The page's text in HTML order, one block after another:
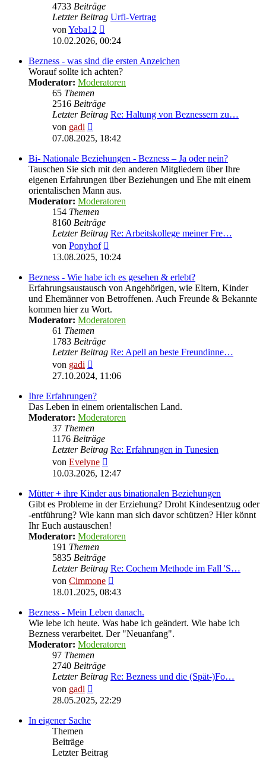
4733 Beiträge
Letzter Beitrag Urfi-Vertrag
von Yeba12
Beitrag
10.02.2026, 00:24
Bezness - was sind die ersten Anzeichen
Worauf sollte ich achten?
Moderator: Moderatoren
65 Themen
2516 Beiträge
Letzter Beitrag Re: Haltung von Beznessern zu…
von gadi
Beitrag
07.08.2025, 18:42
Bi- Nationale Beziehungen - Bezness – Ja oder nein?
Tauschen Sie sich mit den anderen Mitgliedern über Ihre
eigenen Erfahrungen über Beziehungen und Ehe mit einem
orientalischen Mann aus.
Moderator: Moderatoren
154 Themen
8160 Beiträge
Letzter Beitrag Re: Arbeitskollege meiner Fre…
von Ponyhof
Beitrag
13.08.2025, 10:24
Bezness - Wie habe ich es gesehen & erlebt?
Erfahrungsaustausch von Angehörigen, wie Eltern, Kinder
und Ehemänner von Betroffenen. Auch Freunde & Bekannte
kommen hier zu Wort.
Moderator: Moderatoren
61 Themen
1783 Beiträge
Letzter Beitrag Re: Apell an beste Freundinne…
von gadi
Beitrag
27.10.2024, 11:06
Ihre Erfahrungen?
Das Leben in einem orientalischen Land.
Moderator: Moderatoren
37 Themen
1176 Beiträge
Letzter Beitrag Re: Erfahrungen in Tunesien
von Evelyne
Beitrag
10.03.2026, 12:47
Mütter + ihre Kinder aus binationalen Beziehungen
Gibt es Probleme in der Erziehung? Droht Kindesentzug oder
-entführung? Wie kann man sich davor schützen? Hier könnt
Ihr Euch austauschen!
Moderator: Moderatoren
191 Themen
5835 Beiträge
Letzter Beitrag Re: Cochem Methode im Fall 'S…
von Cimmone
Beitrag
18.01.2025, 08:43
Bezness - Mein Leben danach.
Wie lebe ich heute. Was habe ich geändert. Wie habe ich
Bezness verarbeitet. Der "Neuanfang".
Moderator: Moderatoren
97 Themen
2740 Beiträge
Letzter Beitrag Re: Bezness und die (Spät-)Fo…
von gadi
Beitrag
28.05.2025, 22:29
In eigener Sache
Themen
Beiträge
Letzter Beitrag